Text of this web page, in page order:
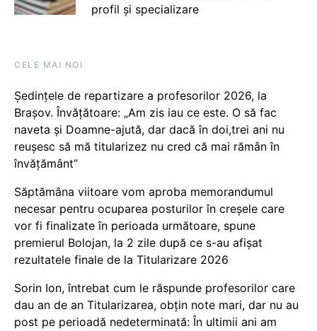
profil și specializare
CELE MAI NOI
Ședințele de repartizare a profesorilor 2026, la
Brașov. Învățătoare: „Am zis iau ce este. O să fac
naveta și Doamne-ajută, dar dacă în doi,trei ani nu
reușesc să mă titularizez nu cred că mai rămân în
învățământ”
Săptămâna viitoare vom aproba memorandumul
necesar pentru ocuparea posturilor în creșele care
vor fi finalizate în perioada următoare, spune
premierul Bolojan, la 2 zile după ce s-au afișat
rezultatele finale de la Titularizare 2026
Sorin Ion, întrebat cum le răspunde profesorilor care
dau an de an Titularizarea, obțin note mari, dar nu au
post pe perioadă nedeterminată: În ultimii ani am